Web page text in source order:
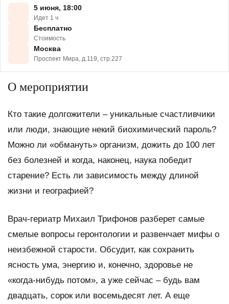
5 июня, 18:00
Идет 1 ч
Бесплатно
Стоимость
Москва
Проспект Мира, д.119, стр.227
О мероприятии
Кто такие долгожители – уникальные счастливчики
или люди, знающие некий биохимический пароль?
Можно ли «обмануть» организм, дожить до 100 лет
без болезней и когда, наконец, наука победит
старение? Есть ли зависимость между длиной
жизни и географией?
Врач-гериатр Михаил Трифонов разберет самые
смелые вопросы геронтологии и развенчает мифы о
неизбежной старости. Обсудит, как сохранить
ясность ума, энергию и, конечно, здоровье не
«когда-нибудь потом», а уже сейчас – будь вам
двадцать, сорок или восемьдесят лет. А еще